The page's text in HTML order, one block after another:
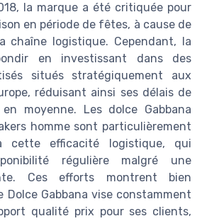
la marque a été critiquée pour
en période de fêtes, à cause de
chaîne logistique. Cependant, la
en investissant dans des
situés stratégiquement aux
réduisant ainsi ses délais de
moyenne. Les dolce Gabbana
homme sont particulièrement
cette efficacité logistique, qui
régulière malgré une
Ces efforts montrent bien
Dolce Gabbana vise constamment
qualité prix pour ses clients,